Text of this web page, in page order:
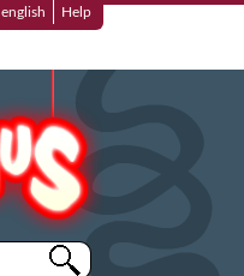
english Help